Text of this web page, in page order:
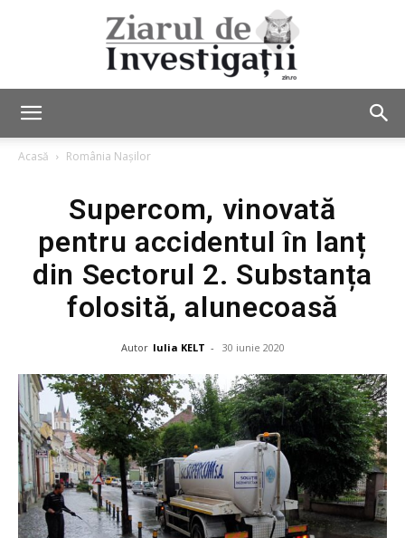
de
Acasă România Nașilor
Supercom, vinovată
pentru accidentul în lanț
din Sectorul 2. Substanța
folosită, alunecoasă
Autor Iulia KELT - 30 iunie 2020